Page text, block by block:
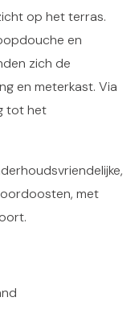
op het terras.
en
zich de
en meterkast. Via
tot het
met